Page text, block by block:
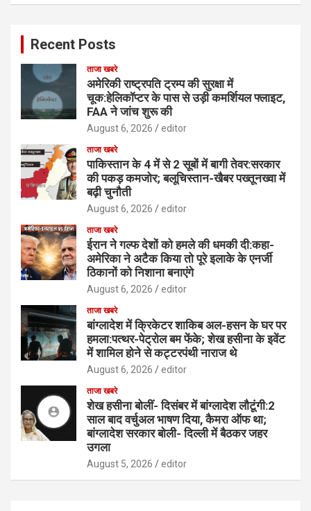
Recent Posts
ताजा खबरे
अमेरिकी राष्ट्रपति ट्रम्प की सुरक्षा में
चूक:हेलिकॉप्टर के पास से उड़ी कमर्शियल फ्लाइट,
FAA ने जांच शुरू की
August 6, 2026 editor
ताजा खबरे
पाकिस्तान के 4 में से 2 सूबों में बागी तेवर:सरकार
की पकड़ कमजोर; बलूचिस्तान-खैबर पख्तूनख्वा में
बढ़ी चुनौती
August 6, 2026 editor
ताजा खबरे
ईरान ने गल्फ देशों को हमले की धमकी दी:कहा-
अमेरिका ने अटैक किया तो पूरे इलाके के एनर्जी
ठिकानों को निशाना बनाएंगे
August 6, 2026 editor
ताजा खबरे
बांग्लादेश में क्रिकेटर शाकिब अल-हसन के घर पर
हमला:पत्थर-पेट्रोल बम फेंके; शेख हसीना के इवेंट
में शामिल होने से कट्टरपंथी नाराज थे
August 6, 2026 editor
ताजा खबरे
शेख हसीना बोलीं- दिसंबर में बांग्लादेश लौटूंगी:2
साल बाद वर्चुअल भाषण दिया, कैमरा ऑफ था;
बांग्लादेश सरकार बोली- दिल्ली में बैठकर जहर
उगला
August 5, 2026 editor